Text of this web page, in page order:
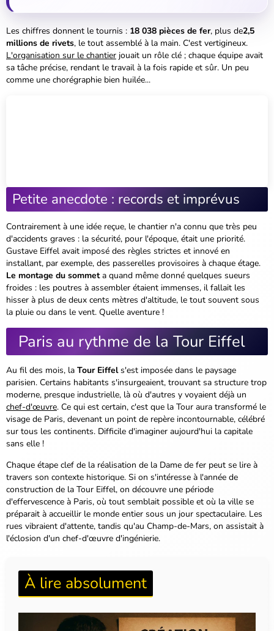
Les chiffres donnent le tournis : 18 038 pièces de fer, plus de2,5
millions de rivets, le tout assemblé à la main. C'est vertigineux.
L'organisation sur le chantier jouait un rôle clé ; chaque équipe avait
sa tâche précise, rendant le travail à la fois rapide et sûr. Un peu
comme une chorégraphie bien huilée...
Petite anecdote : records et imprévus
Contrairement à une idée reçue, le chantier n'a connu que très peu
d'accidents graves : la sécurité, pour l'époque, était une priorité.
Gustave Eiffel avait imposé des règles strictes et innové en
installant, par exemple, des passerelles provisoires à chaque étage.
Le montage du sommeta quand même donné quelques sueurs
froides : les poutres à assembler étaient immenses, il fallait les
hisser à plus de deux cents mètres d'altitude, le tout souvent sous
la pluie ou dans le vent. Quelle aventure !
Paris au rythme de la Tour Eiffel
Au fil des mois, la Tour Eiffels'est imposée dans le paysage
parisien. Certains habitants s'insurgeaient, trouvant sa structure trop
moderne, presque industrielle, là où d'autres y voyaient déjà un
chef-d'œuvre. Ce qui est certain, c'est que la Tour aura transformé le
visage de Paris, devenant un point de repère incontournable, célébré
sur tous les continents. Difficile d'imaginer aujourd'hui la capitale
sans elle !
Chaque étape clef de la réalisation de la Dame de fer peut se lire à
travers son contexte historique. Si on s'intéresse à l'année de
construction de la Tour Eiffel, on découvre une période
d'effervescence à Paris, où tout semblait possible et où la ville se
préparait à accueillir le monde entier sous un jour spectaculaire. Les
rues vibraient d'attente, tandis qu'au Champ-de-Mars, on assistait à
l'éclosion d'un chef-d'œuvre d'ingénierie.
À lire absolument